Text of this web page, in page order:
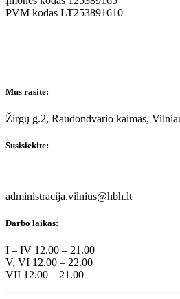
PVM kodas LT253891610
Mus rasite:
Žirgų g.2, Raudondvario kaimas,
Susisiekite:
administracija.vilnius@hbh.lt
Darbo laikas:
I – IV 12.00 – 21.00
V, VI 12.00 – 22.00
VII 12.00 – 21.00